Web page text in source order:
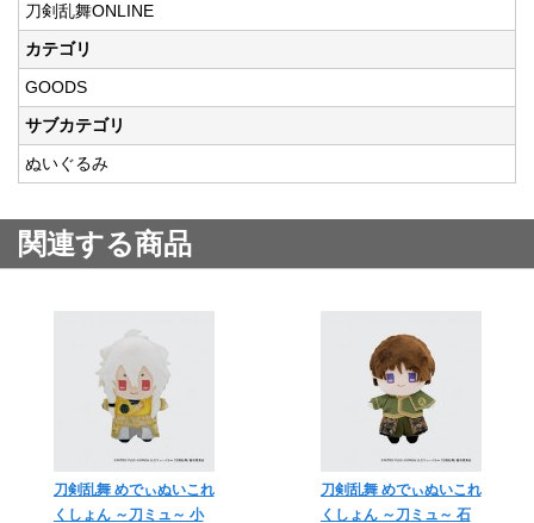
刀剣乱舞ONLINE
カテゴリ
GOODS
サブカテゴリ
ぬいぐるみ
関連する商品
刀剣乱舞 めでぃぬいこれ
くしょん ～刀ミュ～ 小
刀剣乱舞 めでぃぬいこれ
くしょん ～刀ミュ～ 石